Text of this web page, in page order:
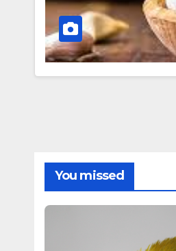
You missed